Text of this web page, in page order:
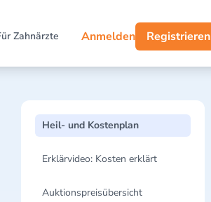
Zahnärzte Anmelden Registrieren
Heil- und Kostenplan
Erklärvideo: Kosten erklärt
Auktionspreisübersicht